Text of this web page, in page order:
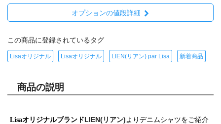
オプションの値段詳細
この商品に登録されているタグ
Lisaオリジナル Lisaオリジナル LIEN(リアン) par Lisa 新着商品
商品の説明
LisaオリジナルブランドLIEN(リアン) よりデニムシャツをご紹介